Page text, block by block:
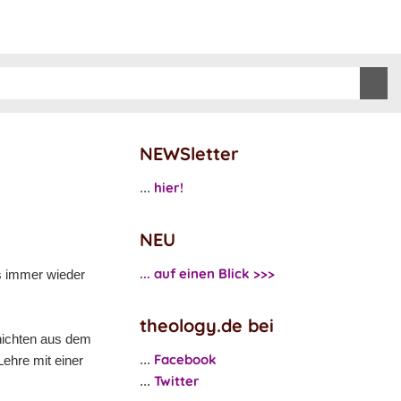
immer wieder
aus dem
mit einer
NEWSletter
... hier!
NEU
... auf einen Blick >>>
theology.de bei
... Facebook
... Twitter